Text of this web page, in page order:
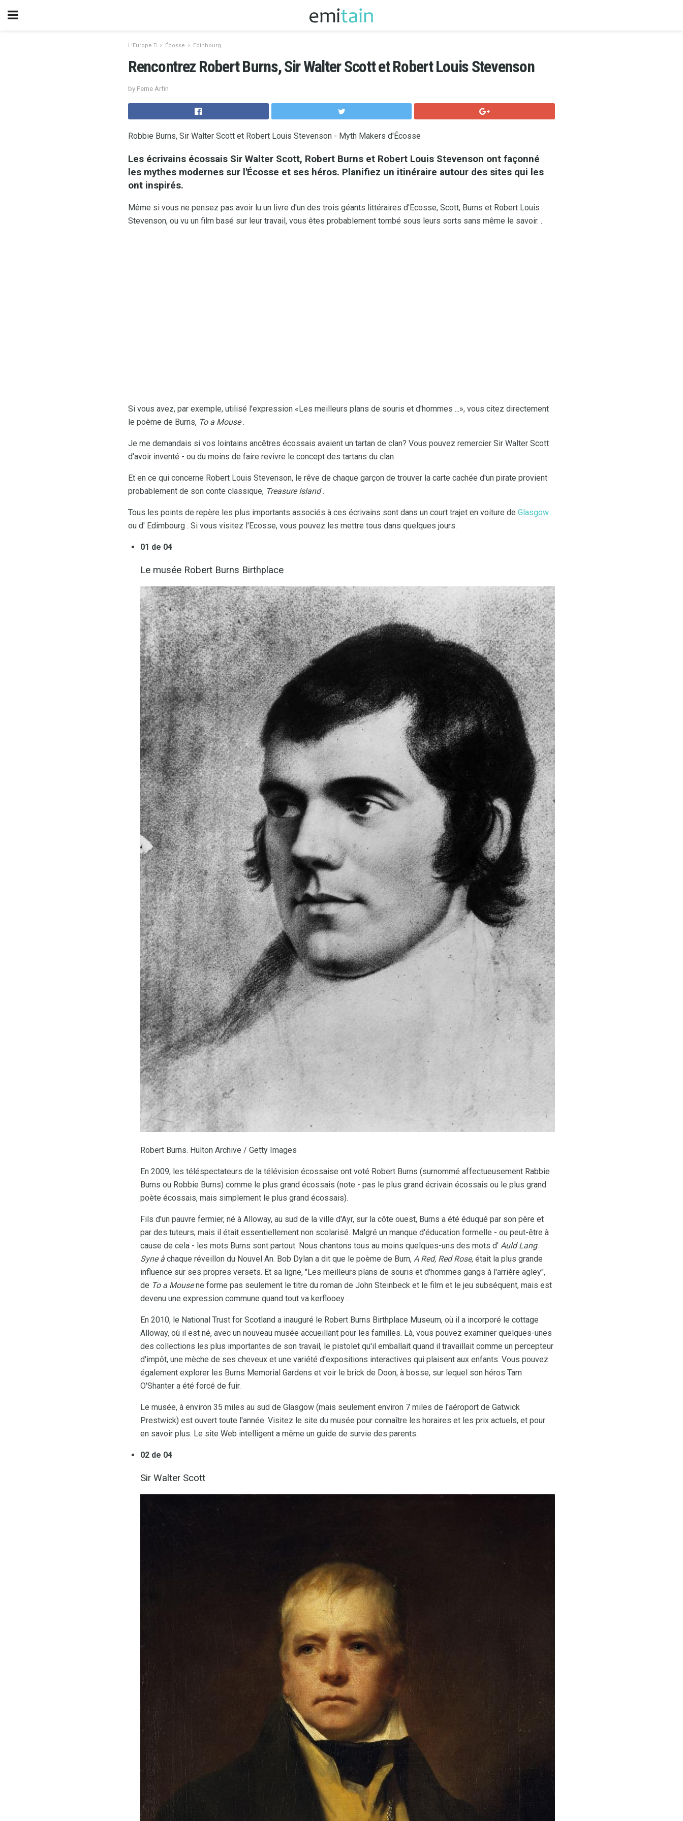
L'Europe  Écosse Edinbourg
Rencontrez Robert Burns, Sir Walter Scott et Robert Louis Stevenson
by Ferne Arfin
Robbie Burns, Sir Walter Scott et Robert Louis Stevenson - Myth Makers d'Écosse
Les écrivains écossais Sir Walter Scott, Robert Burns et Robert Louis Stevenson ont façonné
les mythes modernes sur l'Écosse et ses héros. Planifiez un itinéraire autour des sites qui les
ont inspirés.
Même si vous ne pensez pas avoir lu un livre d'un des trois géants littéraires d'Ecosse, Scott, Burns et Robert Louis
Stevenson, ou vu un film basé sur leur travail, vous êtes probablement tombé sous leurs sorts sans même le savoir. .
Si vous avez, par exemple, utilisé l'expression «Les meilleurs plans de souris et d'hommes ...», vous citez directement
le poème de Burns, To a Mouse.
Je me demandais si vos lointains ancêtres écossais avaient un tartan de clan? Vous pouvez remercier Sir Walter Scott
d'avoir inventé - ou du moins de faire revivre le concept des tartans du clan.
Et en ce qui concerne Robert Louis Stevenson, le rêve de chaque garçon de trouver la carte cachée d'un pirate provient
probablement de son conte classique, Treasure Island.
Tous les points de repère les plus importants associés à ces écrivains sont dans un court trajet en voiture de Glasgow
ou d' Edimbourg . Si vous visitez l'Ecosse, vous pouvez les mettre tous dans quelques jours.
01 de 04
Le musée Robert Burns Birthplace
Robert Burns. Hulton Archive / Getty Images
En 2009, les téléspectateurs de la télévision écossaise ont voté Robert Burns (surnommé affectueusement Rabbie
Burns ou Robbie Burns) comme le plus grand écossais (note - pas le plus grand écrivain écossais ou le plus grand
poète écossais, mais simplement le plus grand écossais).
Fils d'un pauvre fermier, né à Alloway, au sud de la ville d'Ayr, sur la côte ouest, Burns a été éduqué par son père et
par des tuteurs, mais il était essentiellement non scolarisé. Malgré un manque d'éducation formelle - ou peut-être à
cause de cela - les mots Burns sont partout. Nous chantons tous au moins quelques-uns des mots d' Auld Lang
Syne à chaque réveillon du Nouvel An. Bob Dylan a dit que le poème de Burn, A Red, Red Rose, était la plus grande
influence sur ses propres versets. Et sa ligne, "Les meilleurs plans de souris et d'hommes gangs à l'arrière agley",
de To a Mousene forme pas seulement le titre du roman de John Steinbeck et le film et le jeu subséquent, mais est
devenu une expression commune quand tout va kerflooey .
En 2010, le National Trust for Scotland a inauguré le Robert Burns Birthplace Museum, où il a incorporé le cottage
Alloway, où il est né, avec un nouveau musée accueillant pour les familles. Là, vous pouvez examiner quelques-unes
des collections les plus importantes de son travail, le pistolet qu'il emballait quand il travaillait comme un percepteur
d'impôt, une mèche de ses cheveux et une variété d'expositions interactives qui plaisent aux enfants. Vous pouvez
également explorer les Burns Memorial Gardens et voir le brick de Doon, à bosse, sur lequel son héros Tam
O'Shanter a été forcé de fuir.
Le musée, à environ 35 miles au sud de Glasgow (mais seulement environ 7 miles de l'aéroport de Gatwick
Prestwick) est ouvert toute l'année. Visitez le site du musée pour connaître les horaires et les prix actuels, et pour
en savoir plus. Le site Web intelligent a même un guide de survie des parents.
02 de 04
Sir Walter Scott